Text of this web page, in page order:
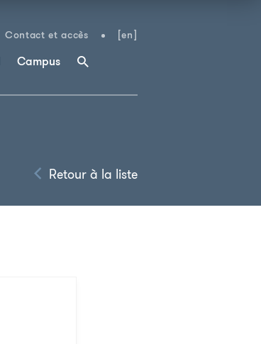
Contact et accès [en]
Campus
Retour à la liste